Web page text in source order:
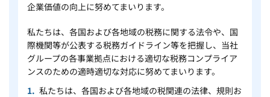
企業価値の向上に努めてまいります。
私たちは、各国および各地域の税務に関する法令や、国
際機関等が公表する税務ガイドライン等を把握し、当社
グループの各事業拠点における適切な税務コンプライア
ンスのための適時適切な対応に努めてまいります。
私たちは、各国および各地域の税関連の法律、規則お